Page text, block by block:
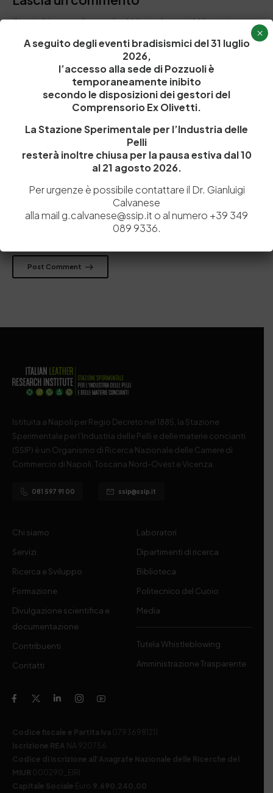
Il tuo indirizzo email non sarà pubblicato.I campi obbligatori sono
Salva il mio nome, email e sito web in questo browser per la
prossima volta che commento.
Post Comment
Istituita a Napoli per Regio Decreto nel 1885, la Stazione
Sperimentale per l’Industria delle Pelli e delle materie concianti
(SSIP) è un Organismo di Ricerca Nazionale delle Camere di
Commercio di Napoli, Toscana Nord-Ovest e Vicenza.
081 597 91 00 ssip@ssip.it
Chi siamo
Servizi
Ricerca e Sviluppo
Formazione
Divulgazione scientifica e
documentazione
Contribuenti
Contatti
Laboratori
Dipartimenti di ricerca
Biblioteca
Politecnico del Cuoio
Media
Tutela Whistleblowing
Amministrazione Trasparente
Codice fiscale e Partita Iva 07936981211
Iscrizione REA NA 920756
Codice di iscrizione all’Anagrafe Nazionale delle Ricerche del
MIUR 000290_EIRI
Capitale Sociale Euro 9.690.240,00
A seguito degli eventi bradisismici del 31 luglio
2026,
l’accesso alla sede di Pozzuoli è
temporaneamente inibito
secondo le disposizioni dei gestori del
Comprensorio Ex Olivetti.
La Stazione Sperimentale per l’Industria delle
Pelli
resterà inoltre chiusa per la pausa estiva dal 10
al 21 agosto 2026.
Per urgenze è possibile contattare il Dr. Gianluigi
Calvanese
alla mail g.calvanese@ssip.it o al numero +39 349
089 9336.
×